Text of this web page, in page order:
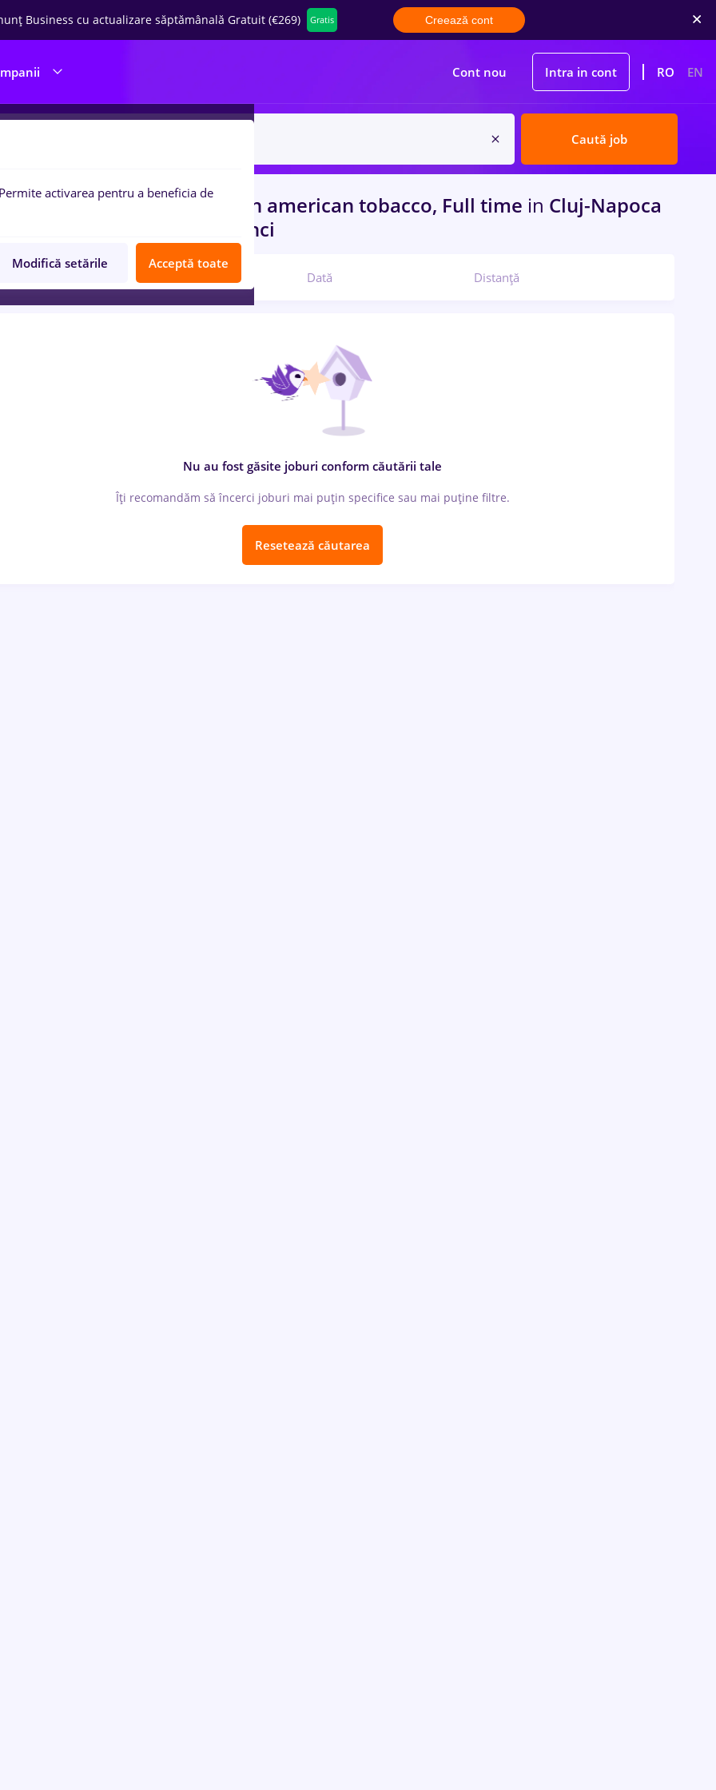
Business cu actualizare săptămânală Gratuit (€269) Gratis Creează cont
Cont nou Intra in cont RO EN
Caută job
de muncacu salarii british american tobacco, Full time in Cluj-Napoca
Banci
Relevanță Dată Distanță
Nu au fost găsite joburi conform căutării tale
Îți recomandăm să încerci joburi mai puțin specifice sau mai puține filtre.
Resetează căutarea
Permite activarea pentru a beneficia de
Modifică setările Acceptă toate